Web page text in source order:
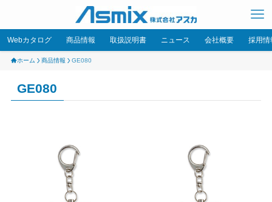
Webカタログ 商品情報 取扱説明書 ニュース 会社概要 採用情
ホーム 商品情報 GE080
GE080